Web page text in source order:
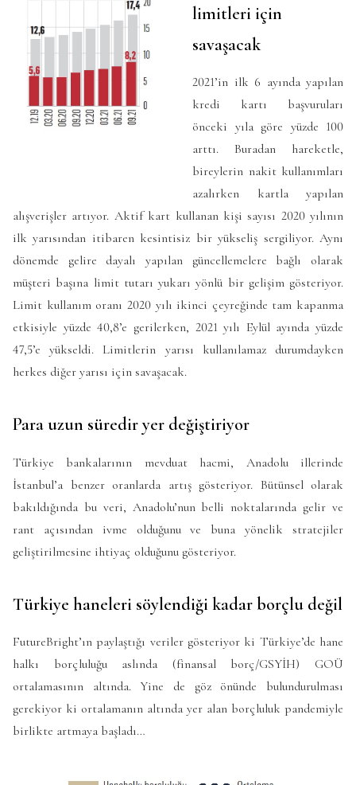
limitleri için
savaşacak
2021’in ilk 6 ayında yapılan
kredi kartı başvuruları
önceki yıla göre yüzde 100
arttı. Buradan hareketle,
bireylerin nakit kullanımları
azalırken kartla yapılan
alışverişler artıyor. Aktif kart kullanan kişi sayısı 2020 yılının
ilk yarısından itibaren kesintisiz bir yükseliş sergiliyor. Aynı
dönemde gelire dayalı yapılan güncellemelere bağlı olarak
müşteri başına limit tutarı yukarı yönlü bir gelişim gösteriyor.
Limit kullanım oranı 2020 yılı ikinci çeyreğinde tam kapanma
etkisiyle yüzde 40,8’e gerilerken, 2021 yılı Eylül ayında yüzde
47,5’e yükseldi. Limitlerin yarısı kullanılamaz durumdayken
herkes diğer yarısı için savaşacak.
Para uzun süredir yer değiştiriyor
Türkiye bankalarının mevduat hacmi, Anadolu illerinde
İstanbul’a benzer oranlarda artış gösteriyor. Bütünsel olarak
bakıldığında bu veri, Anadolu’nun belli noktalarında gelir ve
rant açısından ivme olduğunu ve buna yönelik stratejiler
geliştirilmesine ihtiyaç olduğunu gösteriyor.
Türkiye haneleri söylendiği kadar borçlu değil
FutureBright’ın paylaştığı veriler gösteriyor ki Türkiye’de hane
halkı borçluluğu aslında (finansal borç/GSYİH) GOÜ
ortalamasının altında. Yine de göz önünde bulundurulması
gerekiyor ki ortalamanın altında yer alan borçluluk pandemiyle
birlikte artmaya başladı…